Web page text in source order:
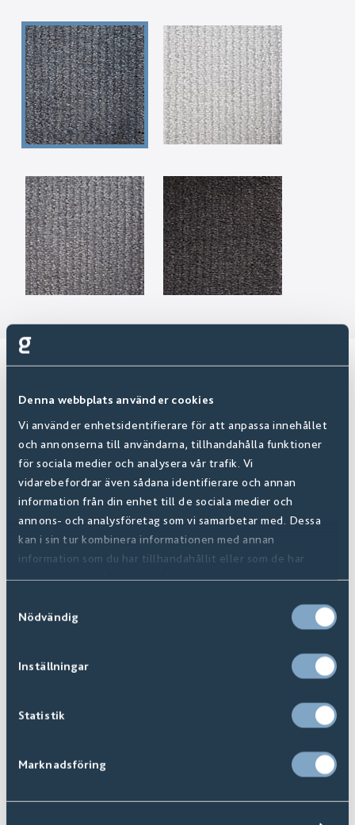
Denna webbplats använder cookies
Vi använder enhetsidentifierare för att anpassa innehållet
och annonserna till användarna, tillhandahålla funktioner
för sociala medier och analysera vår trafik. Vi
vidarebefordrar även sådana identifierare och annan
information från din enhet till de sociala medier och
annons- och analysföretag som vi samarbetar med. Dessa
kan i sin tur kombinera informationen med annan
information som du har tillhandahållit eller som de har
samlat in när du har använt deras tjänster.
Nödvändig
Inställningar
Statistik
Marknadsföring
Från:1045 SEK